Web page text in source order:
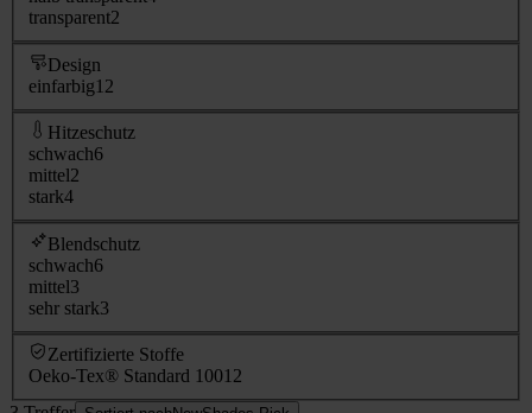
transparent2
Design
einfarbig12
Hitzeschutz
schwach6
mittel2
stark4
Blendschutz
schwach6
mittel3
sehr stark3
Zertifizierte Stoffe
Oeko-Tex® Standard 10012